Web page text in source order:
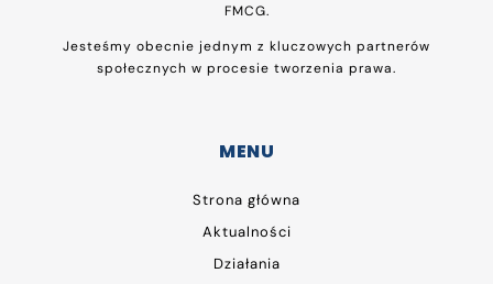
FMCG.
Jesteśmy obecnie jednym z kluczowych partnerów
społecznych w procesie tworzenia prawa.
MENU
Strona główna
Aktualności
Działania